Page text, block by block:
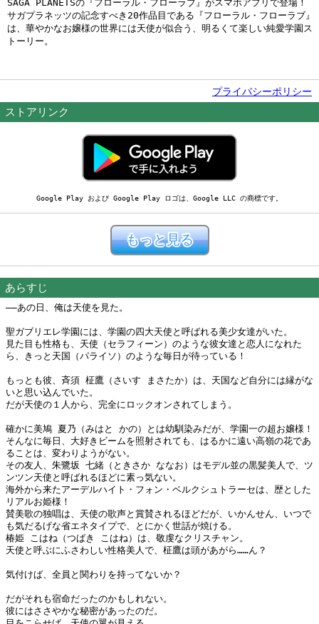
SAGA PLANETSの『フローラル・フローラブ』がスマホアプリで登場！
サガプラネッツの記念すべき20作品目である『フローラル・フローラブ』
は、華やかなお嬢様の世界には天使が似合う、明るくて楽しい純愛学園ス
トーリー。
プライバシーポリシー
ストアリンク
Google Play および Google Play ロゴは、Google LLC の商標です。
あらすじ
――あの日、俺は天使を見た。
聖ガブリエレ学園には、学園の四大天使と呼ばれる美少女達がいた。
見た目も性格も、天使（セラフィーン）のような彼女達と恋人になれた
ら、きっと天国（パライソ）のような毎日が待っている！
もっとも彼、斉須 柾鷹（さいす まさたか）は、天国など自分には縁がな
いと思い込んでいた。
だが天使の１人から、完全にロックオンされてしまう。
確かに美鳩 夏乃（みはと かの）とは幼馴染みだが、学園一の超お嬢様！
そんなに毎日、大好きビームを照射されても、はるかに遠い高嶺の花であ
ることは、変わりようがない。
その友人、朱鷺坂 七緒（ときさか ななお）はモデル並の黒髪美人で、ツ
ンツン天使と呼ばれるほどに素っ気ない。
海外から来たアーデルハイト・フォン・ベルクシュトラーセは、歴とした
リアルお姫様！
賛美歌の独唱は、天使の歌声と賞賛されるほどだが、いかんせん、いつで
も気だるげな省エネタイプで、とにかく世話が焼ける。
椿姫 こはね（つばき こはね）は、敬虔なクリスチャン。
天使と呼ぶにふさわしい性格美人で、柾鷹は頭があがら……ん？
気付けば、全員と関わりを持ってないか？
だがそれも宿命だったのかもしれない。
彼にはささやかな秘密があったのだ。